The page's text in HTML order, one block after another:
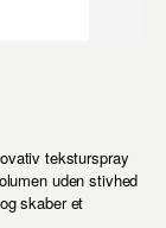
teksturspray
uden stivhed
skaber et